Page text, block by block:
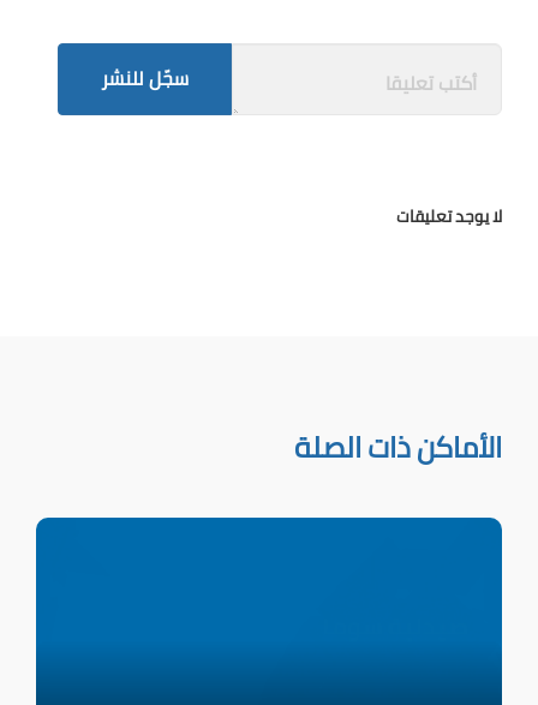
سجّل للنشر
لا يوجد تعليقات
الأماكن ذات الصلة